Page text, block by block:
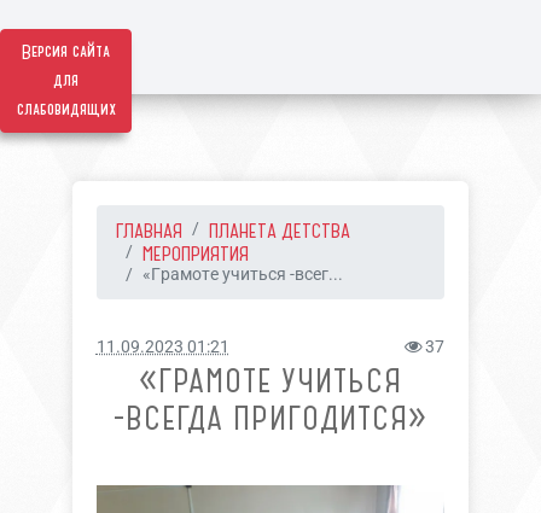
Версия сайта
для
слабовидящих
ГЛАВНАЯ
ПЛАНЕТА ДЕТСТВА
МЕРОПРИЯТИЯ
«Грамоте учиться -всег...
11.09.2023 01:21 37
«ГРАМОТЕ УЧИТЬСЯ
-ВСЕГДА ПРИГОДИТСЯ»